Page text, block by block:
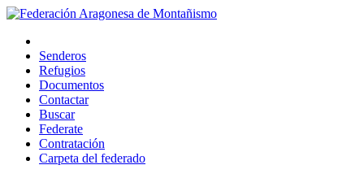
Senderos
Refugios
Documentos
Contactar
Buscar
Federate
Contratación
Carpeta del federado